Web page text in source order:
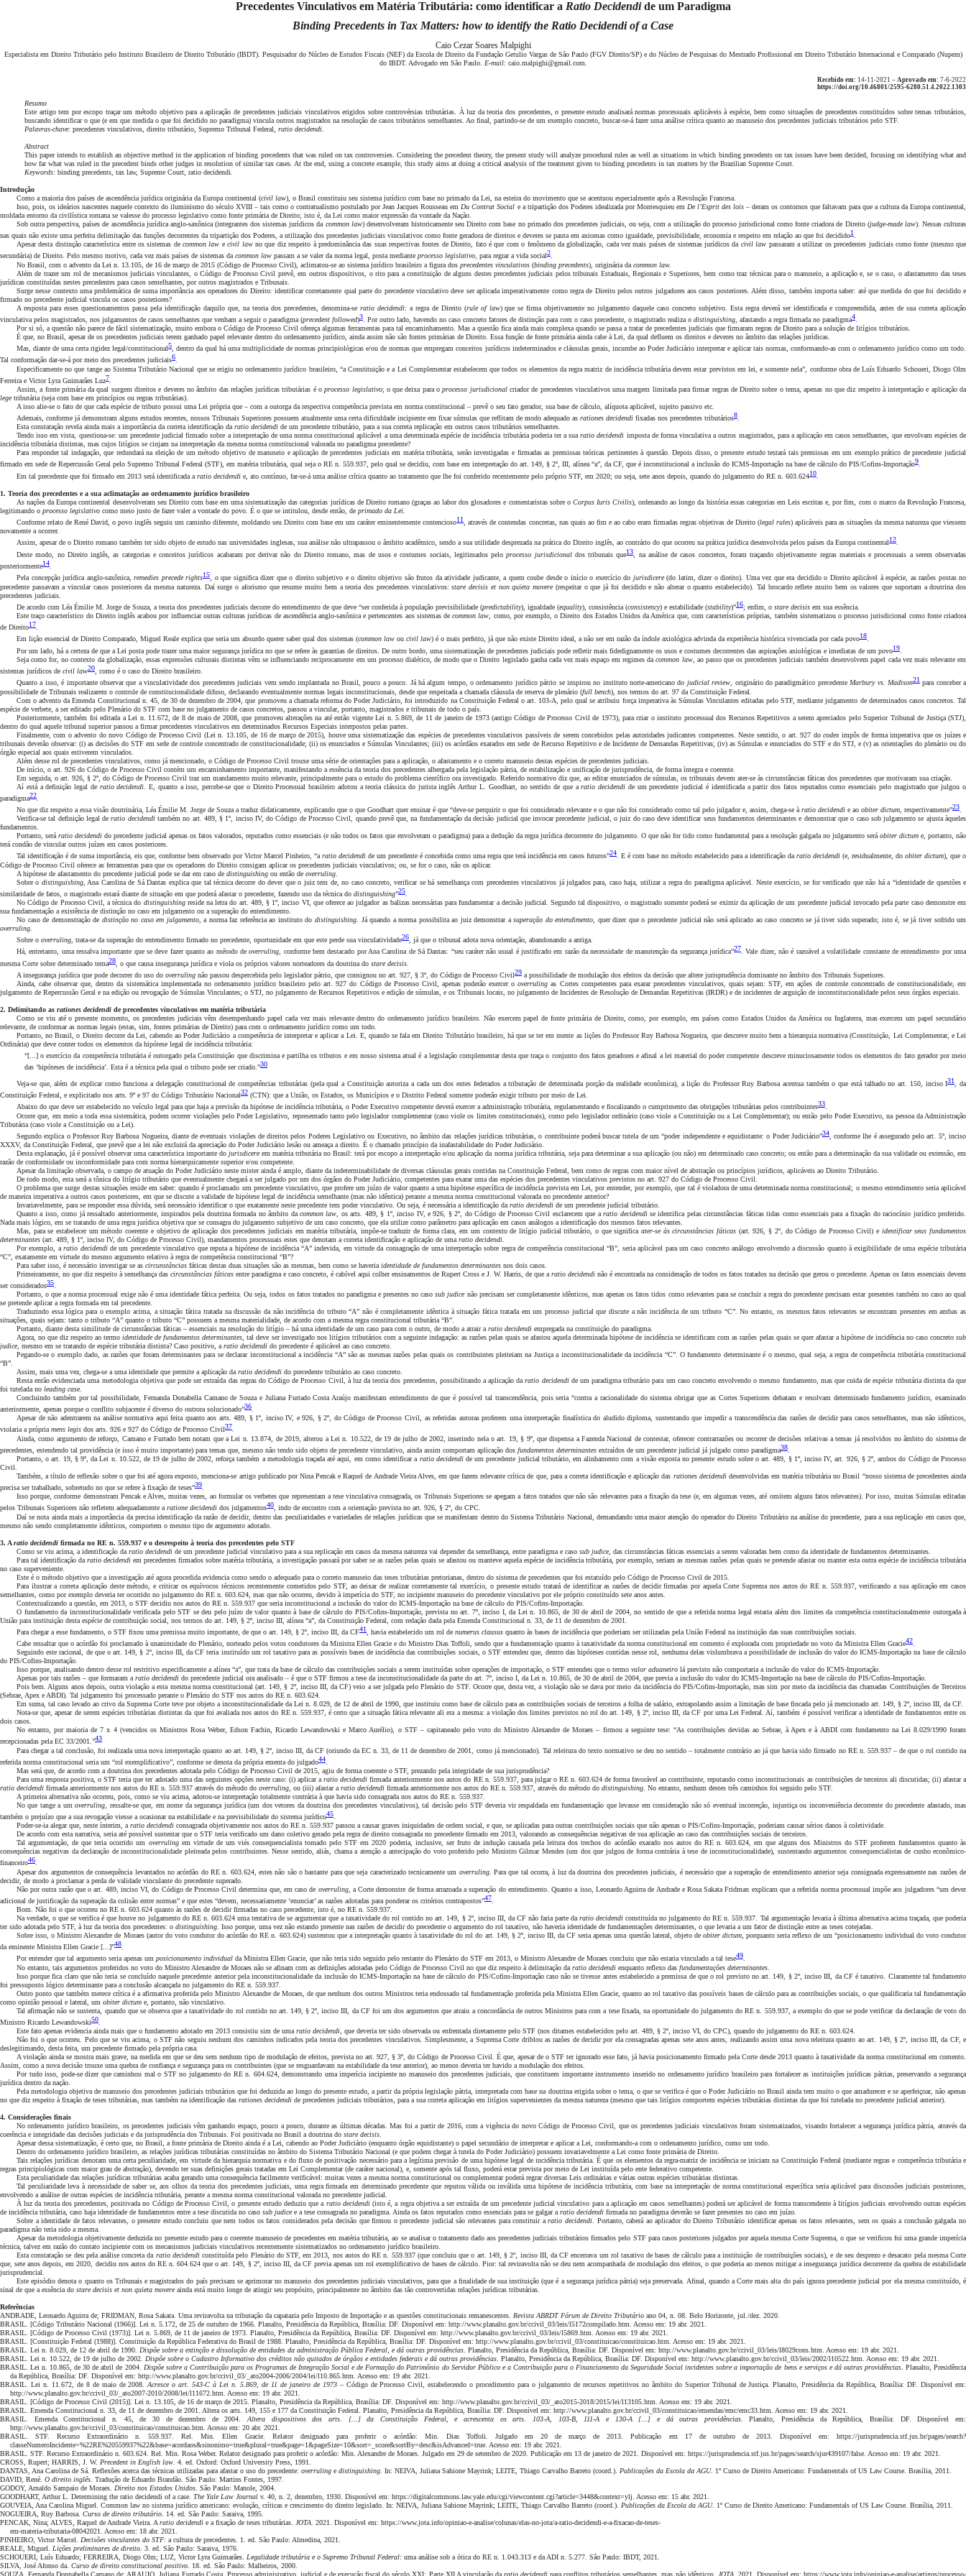
Precedentes Vinculativos em Matéria Tributária: como identificar a Ratio Decidendide um Paradigma
Binding Precedents in Tax Matters: how to identify the Ratio Decidendi of a Case
Caio Cezar Soares Malpighi
Especialista em Direito Tributário pelo Instituto Brasileiro de Direito Tributário (IBDT). Pesquisador do Núcleo de Estudos Fiscais (NEF) da Escola de Direito da Fundação Getulio Vargas de São Paulo (FGV Direito/SP) e do Núcleo de Pesquisas do Mestrado Profissional em Direito Tributário Internacional e Comparado (Nupem)
do IBDT. Advogado em São Paulo.
E-mail: caio.malpighi@gmail.com.
Recebido em: 14-11-2021 – Aprovado em: 7-6-2022
https://doi.org/10.46801/2595-6280.51.4.2022.1303
Resumo
Este artigo tem por escopo traçar um método objetivo para a aplicação de precedentes judiciais vinculativos erigidos sobre controvérsias tributárias. À luz da teoria dos precedentes, o presente estudo analisará normas processuais aplicáveis à espécie, bem como situações de precedentes constituídos sobre temas tributários,
buscando identificar o que (e em que medida o que foi decidido no paradigma) vincula outros magistrados na resolução de casos tributários semelhantes. Ao final, partindo-se de um exemplo concreto, buscar-se-á fazer uma análise crítica quanto ao manuseio dos precedentes judiciais tributários pelo STF.
Palavras-chave: precedentes vinculativos, direito tributário, Supremo Tribunal Federal, ratio decidendi
Abstract
This paper intends to establish an objective method in the application of binding precedents that was ruled on tax controversies. Considering the precedent theory, the present study will analyze procedural rules as well as situations in which binding precedents on tax issues have been decided, focusing on identifying what and
how far what was ruled in the precedent binds other judges in resolution of similar tax cases. At the end, using a concrete example, this study aims at doing a critical analysis of the treatment given to binding precedents in tax matters by the Brazilian Supreme Court.
Keywords: binding precedents, tax law, Supreme Court, ratio decidendi.
Introdução
Como a maioria dos países de ascendência jurídica originária da Europa continental (civil law), o Brasil constituiu seu sistema jurídico com base no primado da Lei, na esteira do movimento que se acentuou especialmente após a Revolução Francesa.
Isso, pois, os ideários nascentes naquele contexto do iluminismo do século XVIII – tais como o contratualismo postulado por Jean Jacques Rousseau em Du Contrat Social e a tripartição dos Poderes idealizada por Montesquieu em De l’Esprit des lois– deram os contornos que faltavam para que a cultura da Europa continental,
moldada entorno da civilística romana se valesse do processo legislativo como fonte primária de Direito; isto é, da Lei como maior expressão da vontade da Nação.
Sob outra perspectiva, países de ascendência jurídica anglo-saxônica (integrantes dos sistemas jurídicos da common law) desenvolveram historicamente seu Direito com base no primado dos precedentes judiciais ,ou seja, com a utilização do processo jurisdicional como fonte criadora de Direito (judge-made law). Nessas culturas
nas quais não existe uma perfeita delimitação das funções decorrentes da tripartição dos Poderes, a utilização dos precedentes judiciais vinculativos como fonte geradora de direitos e deveres se pauta em axiomas como igualdade, previsibilidade, economia e respeito em relação ao que foi decidido1.
Apesar desta distinção característica entre os sistemas decommon law ecivil lawno que diz respeito à predominância das suas respectivas fontes de Direito, fato é que com o fenômeno da globalização, cada vez mais países de sistemas jurídicos da civil law passaram a utilizar os precedentes judiciais como fonte (mesmo que
secundária) de Direito. Pelo mesmo motivo, cada vez mais países de sistemas dacommon law passam a se valer da norma legal, posta mediante processo legislativo, para regrar a vida social2.
No Brasil, com o advento da Lei n. 13.105, de 16 de março de 2015 (Código de Processo Civil), aclimatou-se ao sistema jurídico brasileiro a figura dos precedentes vinculativos (binding precedents), originária da common law.
Além de trazer um rol de mecanismos judiciais vinculantes, o Código de Processo Civil prevê, em outros dispositivos, o rito para a constituição de alguns destes precedentes judiciais pelos tribunais Estaduais, Regionais e Superiores, bem como traz técnicas para o manuseio, a aplicação e, se o caso, o afastamento das teses
jurídicas constituídas nestes precedentes para casos semelhantes, por outros magistrados e Tribunais.
Surge nesse contexto uma problemática de suma importância aos operadores do Direito:identificar corretamente qual parte do precedente vinculativodeve ser aplicada imperativamente como regra de Direito pelos outros julgadores aos casos posteriores. Além disso, também importa saber: até que medida do que foi decidido e
firmado no precedente judicial vincula os casos posteriores?
A resposta para esses questionamentos passa pela identificação daquilo que, na teoria dos precedentes, denomina-se ratio decidendi: a regra de Direito (rule of law) que se firma objetivamente no julgamento daquele caso concreto subjetivo. Esta regra deverá ser identificada e compreendida, antes de sua correta aplicação
vinculativa pelos magistrados, nos julgamentos de casos semelhantes que venham a seguir o paradigma (precedent followed)3 . Por outro lado, havendo no caso concreto fatores de distinção para com o caso precedente, o magistrado realiza o distinguishing , afastando a regra firmada no paradigma4
Por si só, a questão não parece de fácil sistematização, muito embora o Código de Processo Civil ofereça algumas ferramentas para tal encaminhamento. Mas a questão fica ainda mais complexa quando se passa a tratar de precedentes judiciais que firmaram regras de Direito para a solução de litígios tributários.
É que, no Brasil, apesar de os precedentes judiciais terem ganhado papel relevante dentro do ordenamento jurídico, ainda assim não são fontes primárias de Direito. Essa função de fonte primária ainda cabe à Lei, da qual defluem os direitos e deveres no âmbito das relações jurídicas.
Mas, diante de uma certa rigidez legal/constitucional5, dentro da qual há uma multiplicidade de normas principiológicas e/ou de normas que empregam conceitos jurídicos indeterminados e cláusulas gerais, incumbe ao Poder Judiciário interpretar e aplicar tais normas, conformando-as com o ordenamento jurídico como um todo.
Tal conformação dar-se-á por meio dos precedentes judiciais6.
Especificamente no que tange ao Sistema Tributário Nacional que se erigiu no ordenamento jurídico brasileiro, “a Constituição e a Lei Complementar estabelecem que todos os elementos da regra matriz de incidência tributária devem estar previstos em lei, e somente nela”, conforme obra de Luís Eduardo Schoueri, Diogo Olm
Ferreira e Victor Lyra Guimarães Luz7
Assim, a fonte primária da qual surgem direitos e deveres no âmbito das relações jurídicas tributárias é oprocesso legislativo; o que deixa para oprocesso jurisdicional criador de precedentes vinculativos uma margem limitada para firmar regras de Direito sobre o tema, apenas no que diz respeito à interpretação e aplicação da
lege tributária (seja com base em princípios ou regras tributárias).
A isso alie-se o fato de que cada espécie de tributo possui uma Lei própria que – com a outorga da respectiva competência prevista em norma constitucional – prevê o seu fato gerador, sua base de cálculo, alíquota aplicável, sujeito passivo etc.
Ademais, conforme já demonstram alguns estudos recentes, nossos Tribunais Superiores possuem atualmente uma certa dificuldade incipiente em fixar súmulas que reflitam de modo adequado as rationes decidendi fixadas nos precedentes tributários8.
Esta constatação revela ainda mais a importância da correta identificação daratio decidendi de um precedente tributário, para a sua correta replicação em outros casos tributários semelhantes.
Tendo isso em vista, questiona-se: um precedente judicial firmado sobre a interpretação de uma norma constitucional aplicável a uma determinada espécie de incidência tributária poderia ter a suaratio decidendi imposta de forma vinculativa a outros magistrados, para a aplicação em casos semelhantes, que envolvam espécies de
incidência tributária distintas, mas cujos litígios se cinjam na interpretação da mesma norma constitucional valorada no paradigma precedente?
Para responder tal indagação, que redundará na eleição de um método objetivo de manuseio e aplicação de precedentes judiciais em matéria tributária, serão investigadas e firmadas as premissas teóricas pertinentes à questão. Depois disso, o presente estudo testará tais premissas em um exemplo prático de precedente judicial
firmado em sede de Repercussão Geral pelo Supremo Tribunal Federal (STF), em matéria tributária, qual seja o RE n. 559.937, pelo qual se decidiu, com base em interpretação do art. 149, § 2º, III, alínea “a”, da CF, que é inconstitucional a inclusão do ICMS-Importação na base de cálculo do PIS/Cofins-Importação9.
Em tal precedente que foi firmado em 2013 será identificada a ratio decidendi e, ato contínuo, far-se-á uma análise crítica quanto ao tratamento que lhe foi conferido recentemente pelo próprio STF, em 2020; ou seja, sete anos depois, quando do julgamento do RE n. 603.62410
1. Teoria dos precedentes e a sua aclimatação ao ordenamento jurídico brasileiro
As nações da Europa continental desenvolveram seu Direito com base em uma sistematização das categorias jurídicas de Direito romano (graças ao labor dos glosadores e comentaristas sobre o Corpus Iuris Civilis), ordenando ao longo da história essas categorias em Leis escritas e, por fim, com o marco da Revolução Francesa,
legitimando o processo legislativo como meio justo de fazer valer a vontade do povo. É o que se intitulou, desde então, de primado da Lei.
Conforme relato de René David, o povo inglês seguiu um caminho diferente, moldando seu Direito com base em um caráter eminentemente contencioso11 , através de contendas concretas, nas quais ao fim e ao cabo eram firmadas regras objetivas de Direito (legal rules) aplicáveis para as situações da mesma natureza que viessem
novamente a ocorrer.
Assim, apesar de o Direito romano também ter sido objeto de estudo nas universidades inglesas, sua análise não ultrapassou o âmbito acadêmico, sendo a sua utilidade desprezada na prática do Direito inglês, ao contrário do que ocorreu na prática jurídica desenvolvida pelos países da Europa continental12.
Deste modo, no Direito inglês, as categorias e conceitos jurídicos acabaram por derivar não do Direito romano, mas de usos e costumes sociais, legitimados peloprocesso jurisdicionaldos tribunais que13, na análise de casos concretos, foram traçando objetivamente regras materiais e processuais a serem observadas
posteriormente14.
Pela concepção jurídica anglo-saxônica, remedies precede rights15, o que significa dizer que o direito subjetivo e o direito objetivo são frutos da atividade judicante, a quem coube desde o início o exercício do jurisdicere (do latim, dizer o direito). Uma vez que era decidido o Direito aplicável à espécie, as razões postas no
precedente passavam a vincular casos posteriores da mesma natureza. Daí surge o aforismo que resume muito bem a teoria dos precedentes vinculativos:stare decisis et non quieta movere (respeitar o que já foi decidido e não alterar o quanto estabelecido). Tal brocardo reflete muito bem os valores que suportam a doutrina dos
precedentes judiciais.
De acordo com Léa Émilie M. Jorge de Souza, a teoria dos precedentes judiciais decorre do entendimento de que deve “ser conferida à população previsibilidade (predictability), igualdade (equality), consistência (consistency) e estabilidade (stability)”16; enfim, o stare decisis em sua essência
Este traço característico do Direito inglês acabou por influenciar outras culturas jurídicas de ascendência anglo-saxônica e pertencentes aos sistemas decommon law , como, por exemplo, o Direito dos Estados Unidos da América que, com características próprias, também sistematizou o processo jurisdicional como fonte criadora
de Direito17.
Em lição essencial de Direito Comparado, Miguel Reale explica que seria um absurdo querer saber qual dos sistemas (common law ou civil law) é o mais perfeito, já que não existe Direito ideal, a não ser em razão da índole axiológica advinda da experiência histórica vivenciada por cada povo18.
Por um lado, há a certeza de que a Lei posta pode trazer uma maior segurança jurídica no que se refere às garantias de direitos. De outro bordo, uma sistematização de precedentes judiciais pode refletir mais fidedignamente os usos e costumes decorrentes das aspirações axiológicas e imediatas de um povo19
Seja como for, no contexto da globalização, essas expressões culturais distintas vêm se influenciando reciprocamente em um processo dialético, de modo que o Direito legislado ganha cada vez mais espaço em regimes dacommon law, ao passo que os precedentes judiciais também desenvolvem papel cada vez mais relevante em
sistemas jurídicos de civil law20, como é o caso do Direito brasileiro.
Quanto a isso, é importante observar que a vinculatividade dos precedentes judiciais vem sendo implantada no Brasil, pouco a pouco. Já há algum tempo, o ordenamento jurídico pátrio se inspirou no instituto norte-americano do judicial review, originário do paradigmático precedenteMarbury vs. Madison21para conceber a
possibilidade de Tribunais realizarem o controle de constitucionalidade difuso, declarando eventualmente normas legais inconstitucionais, desde que respeitada a chamada cláusula de reserva de plenário (full bench), nos termos do art. 97 da Constituição Federal.
Com o advento da Emenda Constitucional n. 45, de 30 de dezembro de 2004, que promoveu a chamada reforma do Poder Judiciário, foi introduzido na Constituição Federal o art. 103-A, pelo qual se atribuiu força imperativa às Súmulas Vinculantes editadas pelo STF, mediante julgamento de determinados casos concretos. Tal
espécie de verbete, a ser editado pelo Plenário do STF com base no julgamento de casos concretos, passou a vincular, portanto, magistrados e tribunais de todo o país.
Posteriormente, também foi editada a Lei n. 11.672, de 8 de maio de 2008, que promoveu alterações na até então vigente Lei n. 5.869, de 11 de janeiro de 1973 (antigo Código de Processo Civil de 1973), para criar o instituto processual dos Recursos Repetitivos a serem apreciados pelo Superior Tribunal de Justiça (STJ),
dentro do qual aquele tribunal superior passou a firmar precedentes vinculativos em determinados Recursos Especiais interpostos pelas partes.
Finalmente, com o advento do novo Código de Processo Civil (Lei n. 13.105, de 16 de março de 2015), houve uma sistematização das espécies de precedentes vinculativos passíveis de serem concebidos pelas autoridades judicantes competentes. Neste sentido, o art. 927 docodeximpôs de forma imperativa que os juízes e
tribunais deverão observar: (i) as decisões do STF em sede de controle concentrado de constitucionalidade; (ii) os enunciados e Súmulas Vinculantes; (iii) os acórdãos exarados em sede de Recurso Repetitivo e de Incidente de Demandas Repetitivas; (iv) as Súmulas e enunciados do STF e do STJ, e (v) as orientações do plenário ou do
órgão especial aos quais estiverem vinculados.
Além desse rol de precedentes vinculativos, como já mencionado, o Código de Processo Civil trouxe uma série de orientações para a aplicação, o afastamento e o correto manuseio destas espécies de precedentes judiciais.
De início, o art. 926 do Código de Processo Civil contém um encaminhamento importante, manifestando a essência da teoria dos precedentes albergada pela legislação pátria, de estabilização e unificação de jurisprudência, de forma íntegra e coerente
Em seguida, o art. 926, § 2º, do Código de Processo Civil traz um mandamento muito relevante, principalmente para o estudo do problema científico ora investigado. Referido normativo diz que, ao editar enunciados de súmulas, os tribunais devem ater-se às circunstâncias fáticas dos precedentes que motivaram sua criação.
Aí está a definição legal de ratio decidendi.E, quanto a isso, percebe-se que o Direito Processual brasileiro adotou a teoria clássica do jurista inglês Arthur L. Goodhart, no sentido de que aratio decidendi de um precedente judicial é identificada a partir dos fatos reputados como essenciais pelo magistrado que julgou o
paradigma22
No que diz respeito a essa visão doutrinária, Léa Émilie M. Jorge de Souza a traduz didaticamente, explicando que o que Goodhart quer ensinar é que “deve-se perquirir o que foi considerado relevante e o que não foi considerado como tal pelo julgador e, assim, chega-se àratio decidendi e ao obiter dictum, respectivamente”23.
Verifica-se tal definição legal deratio decidenditambém no art. 489, § 1º, inciso IV, do Código de Processo Civil, quando prevê que, na fundamentação da decisão judicial que invocar precedente judicial, o juiz do caso deve identificar seus fundamentos determinantes e demonstrar que o caso sob julgamento se ajusta àqueles
fundamentos.
Portanto, seráratio decidendi do precedente judicial apenas os fatos valorados, reputados como essenciais (e não todos os fatos que envolveram o paradigma) para a dedução da regra jurídica decorrente do julgamento. O que não for tido como fundamental para a resolução galgada no julgamento seráobiter dictum e, portanto, não
terá condão de vincular outros juízes em casos posteriores.
Tal identificação é de suma importância, eis que, conforme bem observado por Victor Marcel Pinheiro, “aratio decidendi de um precedente é concebida como uma regra que terá incidência em casos futuros”24. E é com base no método estabelecido para a identificação daratio decidendi (e, residualmente, do obiter dictum), que o
Código de Processo Civil oferece as ferramentas para que os operadores do Direito consigam aplicar os precedentes judiciais vinculativos; ou, se for o caso, não os aplicar.
A hipótese de afastamento do precedente judicial pode se dar em caso de distinguishing ou então de overruling
Sobre o distinguishing, Ana Carolina de Sá Dantas explica que tal técnica decorre do dever que o juiz tem de, no caso concreto, verificar se há semelhança com precedentes vinculativos já julgados para, caso haja, utilizar a regra do paradigma aplicável. Neste exercício, se for verificado que não há a “identidade de questões e
similaridade de fatos, o magistrado estará diante de situação em que poderá afastar o precedente, fazendo uso da técnica do distinguishing”25
No Código de Processo Civil, a técnica do distinguishing reside na letra do art. 489, § 1º, inciso VI, que oferece ao julgador as balizas necessárias para fundamentar a decisão judicial. Segundo tal dispositivo, o magistrado somente poderá se eximir da aplicação de um precedente judicial invocado pela parte caso demonstre em
sua fundamentação a existência de distinção no caso em julgamento ou a superação do entendimento.
No caso de demonstração de distinção no caso em julgamento, a norma faz referência ao instituto dodistinguishing . Já quando a norma possibilita ao juiz demonstrar asuperação do entendimento , quer dizer que o precedente judicial não será aplicado ao caso concreto se já tiver sido superado; isto é, se já tiver sofrido um
overruling
Sobre o overruling, trata-se da superação do entendimento firmado no precedente, oportunidade em que este perde sua vinculatividade26, já que o tribunal adota nova orientação, abandonando a antiga.
Há, entretanto, uma ressalva importante que se deve fazer quanto ao método deoverruling, conforme bem destacado por Ana Carolina de Sá Dantas: “seu caráter não usual é justificado em razão da necessidade de manutenção da segurança jurídica”27. Vale dizer, não é razoável a volatilidade constante de entendimento por uma
mesma Corte sobre determinado tema28 , o que causa insegurança jurídica e viola os próprios valores norteadores da doutrina do stare decisis
A insegurança jurídica que pode decorrer do uso do overruling não passou despercebida pelo legislador pátrio, que consignou no art. 927, § 3º, do Código de Processo Civil29 a possibilidade de modulação dos efeitos da decisão que altere jurisprudência dominante no âmbito dos Tribunais Superiores.
Ainda, cabe observar que, dentro da sistemática implementada no ordenamento jurídico brasileiro pelo art. 927 do Código de Processo Civil, apenas poderão exercer ooverrulingas Cortes competentes para exarar precedentes vinculativos, quais sejam: STF, em ações de controle concentrado de constitucionalidade, em
julgamento de Repercussão Geral e na edição ou revogação de Súmulas Vinculantes; o STJ, no julgamento de Recursos Repetitivos e edição de súmulas, e os Tribunais locais, no julgamento de Incidentes de Resolução de Demandas Repetitivas (IRDR) e de incidentes de arguição de inconstitucionalidade pelos seus órgãos especiais.
2. Delimitando as rationes decidendi de precedentes vinculativos em matéria tributária
Como se viu até o presente momento, os precedentes judiciais vêm desempenhando papel cada vez mais relevante dentro do ordenamento jurídico brasileiro. Não exercem papel de fonte primária de Direito, como, por exemplo, em países como Estados Unidos da América ou Inglaterra, mas exercem um papel secundário
relevante, de conformar as normas legais (estas, sim, fontes primárias de Direito) para com o ordenamento jurídico como um todo.
Portanto, no Brasil, o Direito decorre da Lei, cabendo ao Poder Judiciário a competência de interpretar e aplicar a Lei. E, quando se fala em Direito Tributário brasileiro, há que se ter em mente as lições do Professor Ruy Barbosa Nogueira, que descreve muito bem a hierarquia normativa (Constituição, Lei Complementar, e Lei
Ordinária) que deve conter todos os elementos da hipótese legal de incidência tributária:
“[...] o exercício da competência tributária é outorgado pela Constituição que discrimina e partilha os tributos e em nosso sistema atual é a legislação complementar desta que traça o conjunto dos fatos geradores e afinal a lei material do poder competente descreve minuciosamente todos os elementos do fato gerador por meio
das ‘hipóteses de incidência’. Esta é a técnica pela qual o tributo pode ser criado.”30
Veja-se que, além de explicar como funciona a delegação constitucional de competências tributárias (pela qual a Constituição autoriza a cada um dos entes federados a tributação de determinada porção da realidade econômica), a lição do Professor Ruy Barbosa acentua também o que está talhado no art. 150, inciso I31 , da
Constituição Federal, e explicitado nos arts. 9º e 97 do Código Tributário Nacional32 (CTN): que a União, os Estados, os Municípios e o Distrito Federal somente poderão exigir tributo por meio de Lei.
Abaixo do que deve ser estabelecido no veículo legal para que haja a previsão da hipótese de incidência tributária, o Poder Executivo competente deverá exercer a administração tributária, regulamentando e fiscalizando o cumprimento das obrigações tributárias pelos contribuintes33.
Ocorre que, em meio a toda essa sistemática, podem ocorrer violações pelo Poder Legislativo, representado tanto pelo legislador complementar (caso viole os limites constitucionais), como pelo legislador ordinário (caso viole a Constituição ou a Lei Complementar); ou então pelo Poder Executivo, na pessoa da Administração
Tributária (caso viole a Constituição ou a Lei).
Segundo explica o Professor Ruy Barbosa Nogueira, diante de eventuais violações de direitos pelos Poderes Legislativo ou Executivo, no âmbito das relações jurídicas tributárias, o contribuinte poderá buscar tutela de um “poder independente e equidistante: o Poder Judiciário”34, conforme lhe é assegurado pelo art. 5º, inciso
XXXV, da Constituição Federal, que prevê que a lei não excluirá da apreciação do Poder Judiciário lesão ou ameaça a direito É o chamado princípio da inafastabilidade do Poder Judiciário.
Desta explanação, já é possível observar uma característica importante dojurisdicereem matéria tributária no Brasil: terá por escopo a interpretação e/ou aplicação da norma jurídica tributária, seja para determinar a sua aplicação (ou não) em determinado caso concreto; ou então para a determinação da sua validade ou extensão, em
razão de conformidade ou inconformidade para com norma hierarquicamente superior e/ou competente.
Apesar da limitação observada, o campo de atuação do Poder Judiciário neste mister ainda é amplo, diante da indeterminabilidade de diversas cláusulas gerais contidas na Constituição Federal, bem como de regras com maior nível de abstração ou princípios jurídicos, aplicáveis ao Direito Tributário.
De todo modo, esta será a tônica do litígio tributário que eventualmente chegará a ser julgado por um dos órgãos do Poder Judiciário, competentes para exarar uma das espécies dos precedentes vinculativos previstos no art. 927 do Código de Processo Civil.
O problema que surge destas situações reside em saber: quando é proclamado um precedente vinculativo, que profere um juízo de valor quanto a uma hipótese específica de incidência prevista em Lei, por entender, por exemplo, que tal é violadora de uma determinada norma constitucional; o mesmo entendimento seria aplicável
de maneira imperativa a outros casos posteriores, em que se discute a validade de hipótese legal de incidência semelhante (mas não idêntica) perante a mesma norma constitucional valorada no precedente anterior?
Invariavelmente, para se responder essa dúvida, será necessário identificar o que exatamente neste precedente tem poder vinculativo. Ou seja, é necessária a identificação da ratio decidendi de um precedente judicial tributário.
Quanto a isso, como já ressaltado anteriormente, inspirados pela doutrina formada no âmbito dacommon law , os arts. 489, § 1º, inciso IV, e 926, § 2º, do Código de Processo Civil esclarecem que aratio decidendi se identifica pelas circunstâncias fáticas tidas como essenciais para a fixação do raciocínio jurídico proferido.
Nada mais lógico, em se tratando de uma regra jurídica objetiva que se consagra do julgamento subjetivo de um caso concreto, que ela utilize como parâmetro para aplicação em casos análogos a identificação dos mesmos fatos relevantes.
Mas, para se estabelecer um método coerente e objetivo de aplicação dos precedentes judiciais em matéria tributária, impõe-se traduzir de forma clara, em um contexto de litígio judicial tributário, o que significa ater-se às circunstâncias fáticas (art. 926, § 2º, do Código de Processo Civil) e identificar seus fundamentos
determinantes (art. 489, § 1º, inciso IV, do Código de Processo Civil), mandamentos processuais estes que denotam a correta identificação e aplicação de uma ratio decidendi
Por exemplo, aratio decidendi de um precedente vinculativo que reputa a hipótese de incidência “A” indevida, em virtude da consagração de uma interpretação sobre regra de competência constitucional “B”, seria aplicável para um caso concreto análogo envolvendo a discussão quanto à exigibilidade de uma espécie tributária
“C”, exatamente em virtude do mesmo argumento relativo à regra de competência constitucional “B”?
Para saber isso, é necessário investigar se as circunstâncias fáticas destas duas situações são as mesmas, bem como se haveria identidade de fundamentos determinantes nos dois casos.
Primeiramente, no que diz respeito à semelhança das circunstâncias fáticas entre paradigma e caso concreto, é cabível aqui colher ensinamentos de Rupert Cross e J. W. Harris, de que a ratio decidendi não é encontrada na consideração de todos os fatos tratados na decisão que gerou o precedente. Apenas os fatos essenciais devem
ser considerados35
Portanto, o que a norma processual exige não é uma identidade fática perfeita. Ou seja, todos os fatos tratados no paradigma e presentes no casosub judice não precisam ser completamente idênticos, mas apenas os fatos tidos como relevantes para se concluir a regra do precedente precisam estar presentes também no caso ao qual
se pretende aplicar a regra formada em tal precedente.
Traduzindo essa lógica para o exemplo acima, a situação fática tratada na discussão da não incidência do tributo “A” não é completamente idêntica à situação fática tratada em um processo judicial que discute a não incidência de um tributo “C”. No entanto, os mesmos fatos relevantes se encontram presentes em ambas as
situações, quais sejam: tanto o tributo “A” quanto o tributo “C” possuem a mesma materialidade, de acordo com a mesma regra constitucional tributária “B”.
Portanto, diante desta similitude de circunstâncias fáticas – essenciais na resolução do litígio – há uma identidade de um caso para com o outro, de modo a atrair a ratio decidendi empregada na constituição do paradigma.
Agora, no que diz respeito ao termoidentidade de fundamentos determinantes , tal deve ser investigado nos litígios tributários com a seguinte indagação: as razões pelas quais se afastou aquela determinada hipótese de incidência se identificam com as razões pelas quais se quer afastar a hipótese de incidência no caso concretosub
judice , mesmo em se tratando de espécie tributária distinta? Caso positivo, a ratio decidendi do precedente é aplicável ao caso concreto.
Pegando-se o exemplo dado, as razões que foram determinantes para se declarar inconstitucional a incidência “A” são as mesmas razões pelas quais os contribuintes pleiteiam na Justiça a inconstitucionalidade da incidência “C”. O fundamento determinante é o mesmo, qual seja, a regra de competência tributária constitucional
“B”.
Assim, mais uma vez, chega-se a uma identidade que permite a aplicação da ratio decidendi do precedente tributário ao caso concreto.
Resta então evidenciada uma metodologia objetiva que pode ser extraída das regras do Código de Processo Civil, à luz da teoria dos precedentes, possibilitando a aplicação daratio decidendi de um paradigma tributário para um caso concreto envolvendo o mesmo fundamento, mas que cuida de espécie tributária distinta da que
foi tutelada no leading case.
Concluindo também por tal possibilidade, Fernanda Donabella Camano de Souza e Juliana Furtado Costa Araújo manifestam entendimento de que é possível tal transcendência, pois seria “contra a racionalidade do sistema obrigar que as Cortes Superiores debatam e resolvam determinado fundamento jurídico, examinado
anteriormente, apenas porque o conflito subjacente é diverso do outrora solucionado”36.
Apesar de não adentrarem na análise normativa aqui feita quanto aos arts. 489, § 1º, inciso IV, e 926, § 2º, do Código de Processo Civil, as referidas autoras proferem uma interpretação finalística do aludido diploma, sustentando que impedir a transcendência das razões de decidir para casos semelhantes, mas não idênticos,
violaria a própriamens legis dos arts. 926 e 927 do Código de Processo Civil37.
Ainda, como argumento de reforço, Camano e Furtado bem notam que a Lei n. 13.874, de 2019, alterou a Lei n. 10.522, de 19 de julho de 2002, inserindo nela o art. 19, § 9º, que dispensa a Fazenda Nacional de contestar, oferecer contrarrazões ou recorrer de decisões relativas a temas já resolvidos no âmbito do sistema de
precedentes, estendendo tal providência (e isso é muito importante) para temas que, mesmo não tendo sido objeto de precedente vinculativo, ainda assim comportam aplicação dos fundamentos determinantes extraídos de um precedente judicial já julgado como paradigma38
Portanto, o art. 19, § 9º, da Lei n. 10.522, de 19 de julho de 2002, reforça também a metodologia traçada até aqui, em como identificar a ratio decidendi de um precedente judicial tributário, em alinhamento com a visão exposta no presente estudo sobre o art. 489, § 1º, inciso IV, art. 926, § 2º, ambos do Código de Processo
Civil.
Também, a título de reflexão sobre o que foi até agora exposto, menciona-se artigo publicado por Nina Pencak e Raquel de Andrade Vieira Alves, em que fazem relevante crítica de que, para a correta identificação e aplicação das rationes decidendi desenvolvidas em matéria tributária no Brasil “nosso sistema de precedentes ainda
precisa ser trabalhado, sobretudo no que se refere à fixação de teses”39.
Isso porque, conforme demonstram Pencak e Alves, muitas vezes, ao formular os verbetes que representam a tese vinculativa consagrada, os Tribunais Superiores se apegam a fatos tratados que não são relevantes para a fixação da tese (e, em algumas vezes, até omitem alguns fatos relevantes). Por isso, muitas Súmulas editadas
pelos Tribunais Superiores não refletem adequadamente aratione decidendi dos julgamentos40, indo de encontro com a orientação prevista no art. 926, § 2º, do CPC.
Daí se nota ainda mais a importância da precisa identificação da razão de decidir, dentro das peculiaridades e variedades de relações jurídicas que se manifestam dentro do Sistema Tributário Nacional, demandando uma maior atenção do operador do Direito Tributário na análise do precedente, para a sua replicação em casos que,
mesmo não sendo completamente idênticos, comportem o mesmo tipo de argumento adotado.
3. Aratio decidendi firmada no RE n. 559.937 e o desrespeito à teoria dos precedentes pelo STF
Como se viu acima, a identificação da ratio decidendi de um precedente judicial vinculativo para a sua replicação em casos da mesma natureza vai depender da semelhança, entre paradigma e caso sub judice , das circunstâncias fáticas essenciais a serem valoradas bem como da identidade de fundamentos determinantes.
Para tal identificação daratio decidendiem precedentes firmados sobre matéria tributária, a investigação passará por saber se as razões pelas quais se afastou ou manteve aquela espécie de incidência tributária, por exemplo, seriam as mesmas razões pelas quais se pretende afastar ou manter esta outra espécie de incidência tributária
no caso superveniente.
Este é o método objetivo que a investigação até agora procedida evidencia como sendo o adequado para o correto manuseio das teses tributárias pretorianas, dentro do sistema de precedentes que foi estatuído pelo Código de Processo Civil de 2015.
Para ilustrar a correta aplicação deste método, e criticar os equívocos técnicos recentemente cometidos pelo STF, ao deixar de realizar corretamente tal exercício, o presente estudo tratará de identificar as razões de decidir firmadas por aquela Corte Suprema nos autos do RE n. 559.937, verificando a sua aplicação em casos
semelhantes, como por exemplo deveria ter ocorrido no julgamento do RE n. 603.624, mas que não ocorreu, devido à imperícia do STF, no incipiente manuseio do precedente vinculativo por ele próprio constituído sete anos antes.
Contextualizando a questão, em 2013, o STF decidiu nos autos do RE n. 559.937 que seria inconstitucional a inclusão do valor do ICMS-Importação na base de cálculo do PIS/Cofins-Importação.
O fundamento da inconstitucionalidade verificada pelo STF se deu pelo juízo de valor quanto à base de cálculo do PIS/Cofins-Importação, prevista no art. 7º, inciso I, da Lei n. 10.865, de 30 de abril de 2004, no sentido de que a referida norma legal estaria além dos limites da competência constitucionalmente outorgada à
União para instituição desta espécie de contribuição social, nos termos do art. 149, § 2º, inciso III, alínea “a”, da Constituição Federal, com redação dada pela Emenda Constitucional n. 33, de 11 de dezembro de 2001.
Para chegar a esse fundamento, o STF fixou uma premissa muito importante, de que o art. 149, § 2º, inciso III, da CF41 , havia estabelecido um rol de numerus clausus quanto às bases de incidência que poderiam ser utilizadas pela União Federal na instituição das suas contribuições sociais.
Cabe ressaltar que o acórdão foi proclamado à unanimidade do Plenário, norteado pelos votos condutores da Ministra Ellen Gracie e do Ministro Dias Toffoli, sendo que a fundamentação quanto à taxatividade da norma constitucional em comento é explorada com propriedade no voto da Ministra Ellen Gracie42.
Seguindo este racional, de que o art. 149, § 2º, inciso III, da CF teria instituído um rol taxativo para as possíveis bases de incidência das contribuições sociais, o STF entendeu que, dentro das hipóteses contidas nesse rol, nenhuma delas vislumbrava a possibilidade de inclusão do valor do ICMS-Importação na base de cálculo
do PIS/Cofins-Importação.
Isso porque, analisando dentro desse rol restritivo especificamente a alínea “a”, que trata da base de cálculo das contribuições sociais a serem instituídas sobre operações de importação, o STF entendeu que o termo valor aduaneiro lá previsto não comportaria a inclusão do valor do ICMS-Importação.
Apenas por tais razões – que formaram aratio decidendi do precedente judicial ora analisado – é que o STF firmou a tese da inconstitucionalidade da parte do art. 7º, inciso I, da Lei n. 10.865, de 30 de abril de 2004, que previa a inclusão do valor do ICMS-Importação na base de cálculo do PIS/Cofins-Importação.
Pois bem. Alguns anos depois, outra violação a esta mesma norma constitucional (art. 149, § 2º, inciso III, da CF) veio a ser julgada pelo Plenário do STF. Ocorre que, desta vez, a violação não se dava por meio da incidência do PIS/Cofins-Importação, mas sim por meio da incidência das chamadas Contribuições de Terceiros
(Sebrae, Apex e ABDI). Tal julgamento foi processado perante o Plenário do STF nos autos do RE n. 603.624.
Em suma, tal caso levado ao crivo da Suprema Corte teve por objeto a inconstitucionalidade da Lei n. 8.029, de 12 de abril de 1990, que instituiu como base de cálculo para as contribuições sociais de terceiros a folha de salário, extrapolando assim a limitação de base fincada pelo já mencionado art. 149, § 2º, inciso III, da CF.
Nota-se que, apesar de serem espécies tributárias distintas da que foi avaliada nos autos do RE n. 559.937, é certo que a situação fática relevante ali era a mesma: a violação dos limites previstos no rol do art. 149, § 2º, inciso III, da CF por uma Lei Federal. Aí, também é possível verificar a identidade de fundamentos entre os
dois casos.
No entanto, por maioria de 7 x 4 (vencidos os Ministros Rosa Weber, Edson Fachin, Ricardo Lewandowski e Marco Aurélio), o STF – capitaneado pelo voto do Ministro Alexandre de Moraes – firmou a seguinte tese: “As contribuições devidas ao Sebrae, à Apex e à ABDI com fundamento na Lei 8.029/1990 foram
recepcionadas pela EC 33/2001.”43
Para chegar a tal conclusão, foi realizada uma nova interpretação quanto ao art. 149, § 2º, inciso III, da CF (oriundo da EC n. 33, de 11 de dezembro de 2001, como já mencionado). Tal releitura do texto normativo se deu no sentido – totalmente contrário ao já que havia sido firmado no RE n. 559.937 – de que o rol contido na
referida norma constitucional seria um “rol exemplificativo”, conforme se denota da própria ementa do julgado44
Mas será que, de acordo com a doutrina dos precedentes adotada pelo Código de Processo Civil de 2015, agiu de forma coerente o STF, prezando pela integridade de sua jurisprudência?
Para uma resposta positiva, o STF teria que ter adotado uma das seguintes opções neste caso: (i) aplicar aratio decidendifirmada anteriormente nos autos do RE n. 559.937, para julgar o RE n. 603.624 de forma favorável ao contribuinte, reputando como inconstitucionais as contribuições de terceiros ali discutidas; (ii) afastar a
ratio decidendi firmada anteriormente nos autos do RE n. 559.937 através do método do overruling , ou (iii) afastar a ratio decidendi firmada anteriormente nos autos do RE n. 559.937, através do método do distinguishing . No entanto, nenhum destes três caminhos foi seguido pelo STF.
A primeira alternativa não ocorreu, pois, como se viu acima, adotou-se interpretação totalmente contrária à que havia sido consagrada nos autos do RE n. 559.937.
No que tange a umoverruling , ressalte-se que, em nome da segurança jurídica (um dos vetores da doutrina dos precedentes vinculativos), tal decisão pelo STF deveria vir respaldada em fundamentação que levasse em consideração não só eventual incorreção, injustiça ou inconveniência decorrente do precedente afastado, mas
também o prejuízo que a sua revogação viesse a ocasionar na estabilidade e na previsibilidade do sistema jurídico45.
Poder-se-ia alegar que, neste ínterim, aratio decidendi consagrada objetivamente nos autos do RE n. 559.937 passou a causar graves iniquidades de ordem social, e que, se aplicadas para outras contribuições sociais que não apenas o PIS/Cofins-Importação, poderiam causar sérios danos à coletividade.
De acordo com esta narrativa, seria até possível sustentar que o STF teria verificado um dano coletivo gerado pela regra de direito consagrada no precedente firmado em 2013, valorando as consequências negativas de sua aplicação ao caso das contribuições sociais de terceiros.
Tal argumentação, de que teria ocorrido um overruling em virtude de um viés consequencialista tomado pelo STF em 2020 poderia, inclusive, ser fruto de indução causada pela leitura dos trechos do acórdão exarado nos autos do RE n. 603.624, em que alguns dos Ministros do STF proferem fundamentos quanto às
consequências negativas da declaração de inconstitucionalidade pleiteada pelos contribuintes. Nesse sentido, aliás, chama a atenção a antecipação do voto proferido pelo Ministro Gilmar Mendes (um dos que julgou de forma contrária à tese de inconstitucionalidade), sustentando argumentos consequencialistas de cunho econômico-
financeiro46.
Apesar dos argumentos de consequência levantados no acórdão do RE n. 603.624, estes não são o bastante para que seja caracterizado tecnicamente um overruling. Para que tal ocorra, à luz da doutrina dos precedentes judiciais, é necessário que a superação de entendimento anterior seja consignada expressamente nas razões de
decidir, de modo a proclamar a perda de validade vinculante do precedente superado.
Não por outra razão que o art. 489, inciso VI, do Código de Processo Civil determina que, em caso de overruling, a Corte demonstre de forma arrazoada a superação do entendimento. Quanto a isso, Leonardo Aguirra de Andrade e Rosa Sakata Fridman explicam que a referida norma processual impõe aos julgadores “um dever
adicional de justificação da superação da colisão entre normas” e que estes “devem, necessariamente ‘enunciar’ as razões adotadas para ponderar os critérios contrapostos”47
Bom. Não foi o que ocorreu no RE n. 603.624 quanto às razões de decidir firmadas no caso precedente, isto é, no RE n. 559.937.
Na verdade, o que se verifica é que houve no julgamento do RE n. 603.624 uma tentativa de se argumentar que a taxatividade do rol contido no art. 149, § 2º, inciso III, da CF não faria parte daratio decidendiconstituída no julgamento do RE n. 559.937. Tal argumentação levaria à última alternativa acima traçada, que poderia
ter sido adotada pelo STF, à luz da teoria dos precedentes: o distinguishing . Isso porque, uma vez não estando presente nas razões de decidir do precedente o argumento do rol taxativo, não haveria identidade de fundamentações determinantes, o que levaria a um fator de distinção entre as teses cotejadas.
Sobre isso, o Ministro Alexandre de Moraes (autor do voto condutor do acórdão do RE n. 603.624) sustentou que a interpretação quanto à taxatividade do rol do art. 149, § 2º, inciso III, da CF seria apenas uma questão lateral, objeto de obiter dictum , porquanto seria reflexo de um “posicionamento individual do voto condutor
da eminente Ministra Ellen Gracie [...]”48.
Por entender que tal argumento seria apenas um posicionamento individual da Ministra Ellen Gracie, que não teria sido seguido pelo restante do Plenário do STF em 2013, o Ministro Alexandre de Moraes concluiu que não estaria vinculado a tal tese49.
No entanto, tais argumentos proferidos no voto do Ministro Alexandre de Moraes não se afinam com as definições adotadas pelo Código de Processo Civil no que diz respeito à delimitação da ratio decidendi enquanto reflexo das fundamentações determinantes
Isso porque fica claro que não teria se concluído naquele precedente anterior pela inconstitucionalidade da inclusão do ICMS-Importação na base de cálculo do PIS/Cofins-Importação caso não se tivesse antes estabelecido a premissa de que o rol previsto no art. 149, § 2º, inciso III, da CF é taxativo. Claramente tal fundamento
foi pressuposto lógico determinante para a conclusão alcançada no julgamento do RE n. 559.937.
Outro ponto que também merece crítica é a afirmativa proferida pelo Ministro Alexandre de Moraes, de que nenhum dos outros Ministros teria endossado tal fundamentação proferida pela Ministra Ellen Gracie, quanto ao rol taxativo das possíveis bases de cálculo para as contribuições sociais, o que qualificaria tal fundamentação
como opinião pessoal e lateral, um obiter dictum e, portanto, não vinculativo.
Tal afirmação não se sustenta, quando que se observa que a taxatividade do rol contido no art. 149, § 2º, inciso III, da CF foi um dos argumentos que atraiu a concordância de outros Ministros para com a tese fixada, na oportunidade do julgamento do RE n. 559.937, a exemplo do que se pode verificar da declaração de voto do
Ministro Ricardo Lewandowski50
Este fato apenas evidencia ainda mais que o fundamento adotado em 2013 consistiu sim de uma ratio decidendi , que deveria ter sido observada ou enfrentada diretamente pelo STF (nos ditames estabelecidos pelo art. 489, § 2º, inciso VI, do CPC), quando do julgamento do RE n. 603.624.
Não foi o que ocorreu. Pelo que se viu acima, o STF não seguiu nenhum dos caminhos indicados pela teoria dos precedentes vinculativos. Simplesmente, a Suprema Corte driblou as razões de decidir por ela consagradas apenas sete anos antes, realizando assim uma nova releitura quanto ao art. 149, § 2º, inciso III, da CF, e
deslegitimando, desta feita, um precedente firmado pela própria casa.
A violação ainda se mostra mais grave, na medida em que se deu sem nenhum tipo de modulação de efeitos, prevista no art. 927, § 3º, do Código de Processo Civil. É que, apesar de o STF ter ignorado esse fato, já havia posicionamento firmado pela Corte desde 2013 quanto à taxatividade da norma constitucional em comento.
Assim, como a nova decisão trouxe uma quebra de confiança e segurança para os contribuintes (que se resguardavam na estabilidade da tese anterior), ao menos deveria ter havido a modulação dos efeitos.
Por tudo isso, pode-se dizer que caminhou mal o STF no julgamento do RE n. 604.624, demonstrando uma imperícia incipiente no manuseio dos precedentes judiciais, que constituem importante instrumento inserido no ordenamento jurídico brasileiro para fortalecer as instituições jurídicas pátrias, preservando a segurança
jurídica dentro da nação.
Pela metodologia objetiva de manuseio dos precedentes judiciais tributários que foi deduzida ao longo do presente estudo, a partir da própria legislação pátria, interpretada com base na doutrina erigida sobre o tema, o que se verifica é que o Poder Judiciário no Brasil ainda tem muito o que amadurecer e se aperfeiçoar, não apenas
no que diz respeito à fixação de teses tributárias, mas também na identificação das rationes decidendi de precedentes judiciais tributários, para a sua correta aplicação em litígios supervenientes da mesma natureza (mesmo que tais litígios comportem espécies tributárias distintas da que foi tutelada no precedente judicial anterior).
4. Considerações finais
No ordenamento jurídico brasileiro, os precedentes judiciais vêm ganhando espaço, pouco a pouco, durante as últimas décadas. Mas foi a partir de 2016, com a vigência do novo Código de Processo Civil, que os precedentes judiciais vinculativos foram sistematizados, visando fortalecer a segurança jurídica pátria, através da
coerência e integridade das decisões judiciais e da jurisprudência dos Tribunais. Foi positivada no Brasil a doutrina do stare decisis
Apesar dessa sistematização, é certo que, no Brasil, a fonte primária de Direito ainda é a Lei, cabendo ao Poder Judiciário (enquanto órgão equidistante) o papel secundário de interpretar e aplicar a Lei, conformando-a com o ordenamento jurídico, como um todo.
Dentro do ordenamento jurídico brasileiro, as relações jurídicas tributárias constituídas no âmbito do Sistema Tributário Nacional (e que podem chegar à tutela do Poder Judiciário) possuem invariavelmente a Lei como fonte primária de Direito.
Tais relações jurídicas denotam uma certa peculiaridade, em virtude da hierarquia normativa e do fluxo de positivação necessário para a legítima previsão de uma hipótese legal de incidência tributária. É que os elementos da regra-matriz de incidência se iniciam na Constituição Federal (mediante regras e competência tributária e
regras principiológicas com maior grau de abstração), devendo ter suas definições gerais tratadas em Lei Complementar (de caráter nacional), e, somente após tal fluxo, poderá estar prevista por meio de Lei instituída pelo ente federativo competente.
Esta peculiaridade das relações jurídicas tributárias acaba gerando uma consequência facilmente verificável: muitas vezes a mesma norma constitucional ou complementar poderá regrar diversas Leis ordinárias e várias outras espécies tributárias distintas.
Tal peculiaridade leva à necessidade de saber se, aos olhos da teoria dos precedentes judiciais, uma regra firmada em determinado precedente que reputou válida ou inválida uma hipótese de incidência tributária, com base na interpretação de norma constitucional específica seria aplicável para discussões judiciais posteriores,
envolvendo a análise de outras espécies de incidência tributária, perante a mesma norma constitucional valorada no precedente judicial.
À luz da teoria dos precedentes, positivada no Código de Processo Civil, o presente estudo deduziu que a ratio decidendi(isto é, a regra objetiva a ser extraída de um precedente judicial vinculativo para a aplicação em casos semelhantes) poderá ser aplicável de forma transcendente à litígios judiciais envolvendo outras espécies
de incidência tributária, caso haja identidade de fundamentos entre a tese discutida no caso sub judice e a tese consagrada no paradigma. Ainda os fatos reputados como essenciais para se galgar a ratio decidendi firmada no paradigma deverão se fazer presentes no caso em juízo
Sobre a identidade de fatos relevantes, o presente estudo concluiu que nem todos os fatos considerados pela decisão que firmou o precedente judicial são relevantes para constituir aratio decidendi. Portanto, caberá ao aplicador do Direito Tributário identificar apenas os fatos relevantes, sem os quais a conclusão galgada no
paradigma não teria sido a mesma.
Apesar da metodologia objetivamente deduzida no presente estudo para o coerente manuseio de precedentes em matéria tributária, ao se analisar o tratamento dado aos precedentes judiciais tributários firmados pelo STF para casos posteriores julgados por aquela mesma Corte Suprema, o que se verificou foi uma grande imperícia
técnica, talvez em razão do contato incipiente com os mecanismos judiciais vinculativos recentemente sistematizados no ordenamento jurídico brasileiro.
Esta constatação se deu pela análise concreta da ratio decidendiconstituída pelo Plenário do STF, em 2013, nos autos do RE n. 559.937 (que concluiu que o art. 149, § 2º, inciso III, da CF encerrava um rol taxativo de bases de cálculo para a instituição de contribuições sociais), e de seu desprezo e desacato pela mesma Corte
que, sete anos depois, em 2020, decidiu nos autos do RE n. 604.624 que oart. 149, § 2º, inciso III, da CF previa apenas um rol exemplificativo de bases de cálculo. Pior: tal reviravolta não se deu nem acompanhada de modulação dos efeitos, o que poderia ao menos mitigar a insegurança jurídica decorrente da quebra de estabilidade
jurisprudencial.
Este episódio denota o quanto os Tribunais e magistrados do país precisam se aprimorar no manuseio dos precedentes judiciais vinculativos, para que a finalidade de sua instituição (que é a segurança jurídica pátria) seja preservada. Afinal, quando a Corte mais alta do país ignora precedente judicial por ela mesma constituído, é
sinal de que a essência do stare decisis et non quieta movere ainda está muito longe de atingir seu propósito, principalmente no âmbito das tão controvertidas relações jurídicas tributárias.
Referências
ANDRADE, Leonardo Aguirra de; FRIDMAN, Rosa Sakata. Uma reviravolta na tributação da capatazia pelo Imposto de Importação e as questões constitucionais remanescentes. Revista ABRDT Fórum de Direito Tributário ano 04, n. 08. Belo Horizonte, jul./dez. 2020.
BRASIL. [Código Tributário Nacional (1966)]. Lei n. 5.172, de 25 de outubro de 1966. Planalto, Presidência da República, Brasília: DF. Disponível em: http://www.planalto.gov.br/ccivil_03/leis/l5172compilado.htm. Acesso em: 19 abr. 2021.
BRASIL. [Código de Processo Civil (1973)]. Lei n. 5.869, de 11 de janeiro de 1973. Planalto, Presidência da República, Brasília: DF. Disponível em: http://www.planalto.gov.br/ccivil_03/leis/l5869.htm. Acesso em: 19 abr. 2021.
BRASIL. [Constituição Federal (1988)]. Constituição da República Federativa do Brasil de 1988. Planalto, Presidência da República, Brasília: DF. Disponível em: http://www.planalto.gov.br/ccivil_03/constituicao/constituicao.htm. Acesso em: 19 abr. 2021.
BRASIL. Lei n. 8.029, de 12 de abril de 1990. Dispõe sobre a extinção e dissolução de entidades da administração Pública Federal, e dá outras providências . Planalto, Presidência da República, Brasília: DF. Disponível em: http://www.planalto.gov.br/ccivil_03/leis/l8029cons.htm. Acesso em: 19 abr. 2021.
BRASIL. Lei n. 10.522, de 19 de julho de 2002. Dispõe sobre o Cadastro Informativo dos créditos não quitados de órgãos e entidades federais e dá outras providências . Planalto, Presidência da República, Brasília: DF. Disponível em: http://www.planalto.gov.br/ccivil_03/leis/2002/l10522.htm. Acesso em: 19 abr. 2021.
BRASIL. Lei n. 10.865, de 30 de abril de 2004.
Dispõe sobre a Contribuição para os Programas de Integração Social e de Formação do Patrimônio do Servidor Público e a Contribuição para o Financiamento da Seguridade Social incidentes sobre a importação de bens e serviços e dá outras providências. Planalto, Presidência
da República, Brasília: DF. Disponível em: http://www.planalto.gov.br/ccivil_03/_ato2004-2006/2004/lei/l10.865.htm. Acesso em: 19 abr. 2021.
BRASIL. Lei n. 11.672, de 8 de maio de 2008.Acresce o art. 543-C à Lei n. 5.869, de 11 de janeiro de 1973 –Código de Processo Civil, estabelecendo o procedimento para o julgamento de recursos repetitivos no âmbito do Superior Tribunal de Justiça. Planalto, Presidência da República, Brasília: DF. Disponível em:
http://www.planalto.gov.br/ccivil_03/_ato2007-2010/2008/lei/l11672.htm. Acesso em: 19 abr. 2021.
BRASIL. [Código de Processo Civil (2015)]. Lei n. 13.105, de 16 de março de 2015. Planalto, Presidência da República, Brasília: DF. Disponível em: http://www.planalto.gov.br/ccivil_03/_ato2015-2018/2015/lei/l13105.htm. Acesso em: 19 abr. 2021.
BRASIL. Emenda Constitucional n. 33, de 11 de dezembro de 2001. Altera os arts. 149, 155 e 177 da Constituição Federal. Planalto, Presidência da República, Brasília: DF. Disponível em: http://www.planalto.gov.br/ccivil_03/constituicao/emendas/emc/emc33.htm. Acesso em: 19 abr. 2021.
BRASIL. Emenda Constitucional n. 45, de 30 de dezembro de 2004.Altera dispositivos dos arts. [...] da Constituição Federal, e acrescenta os arts. 103-A, 103-B, 111-A e 130-A [...] e dá outras providências.
Planalto, Presidência da República, Brasília: DF. Disponível em:
http://www.planalto.gov.br/ccivil_03/constituicao/constituicao.htm. Acesso em: 20 abr. 2021.
BRASIL. STF. Recurso Extraordinário n. 559.937. Rel. Min. Ellen Gracie. Relator designado para proferir o acórdão: Min. Dias Toffoli. Julgado em 20 de março de 2013. Publicação em 17 de outubro de 2013. Disponível em: https://jurisprudencia.stf.jus.br/pages/search?
classeNumeroIncidente=%22RE%20559937%22&base=acordaos&sinonimo=true&plural=true&page=1&pageSize=10&sort=_score&sortBy=desc&isAdvanced=true. Acesso em: 19 abr. 2021.
BRASIL. STF. Recurso Extraordinário n. 603.624. Rel. Min. Rosa Weber. Relator designado para proferir o acórdão: Min. Alexandre de Moraes. Julgado em 29 de setembro de 2020. Publicação em 13 de janeiro de 2021. Disponível em: https://jurisprudencia.stf.jus.br/pages/search/sjur439107/false. Acesso em: 19 abr. 2021.
CROSS, Rupert; HARRIS, J. W. Precedent in English law . 4. ed. Oxford: Oxford University Press, 1991.
DANTAS, Ana Carolina de Sá. Reflexões acerca das técnicas utilizadas para afastar o uso do precedente: overruling e distinguishing . In: NEIVA, Juliana Sahione Mayrink; LEITE, Thiago Carvalho Barreto (coord.). Publicações da Escola da AGU. 1º Curso de Direito Americano: Fundamentals of US Law Course. Brasília, 2011.
DAVID, René. O direito inglês . Tradução de Eduardo Brandão. São Paulo: Martins Fontes, 1997.
GODOY, Arnaldo Sampaio de Moraes. Direito nos Estados Unidos . São Paulo: Manole, 2004.
GOODHART, Arthur L. Determining the ratio decidendi of a case. The Yale Law Journal v. 40, n. 2, dezembro, 1930. Disponível em: https://digitalcommons.law.yale.edu/cgi/viewcontent.cgi?article=3448&context=ylj. Acesso em: 15 abr. 2021.
GOUVEIA, Ana Carolina Miguel. Common law no sistema jurídico americano: evolução, críticas e crescimento do direito legislado. In: NEIVA, Juliana Sahione Mayrink; LEITE, Thiago Carvalho Barreto (coord.). Publicações da Escola da AGU. 1º Curso de Direito Americano: Fundamentals of US Law Course. Brasília, 2011.
NOGUEIRA, Ruy Barbosa. Curso de direito tributário . 14. ed. São Paulo: Saraiva, 1995.
PENCAK, Nina; ALVES, Raquel de Andrade Vieira. A ratio decidendi e a fixação de teses tributárias. JOTA . 2021. Disponível em: https://www.jota.info/opiniao-e-analise/colunas/elas-no-jota/a-ratio-decidendi-e-a-fixacao-de-teses-
em-materia-tributaria-08042021. Acesso em: 18 abr. 2021.
PINHEIRO, Victor Marcel. Decisões vinculantes do STF: a cultura de precedentes. 1. ed. São Paulo: Almedina, 2021.
REALE, Miguel. Lições preliminares de direito . 3. ed. São Paulo: Saraiva, 1976.
SCHOUERI, Luís Eduardo; FERREIRA, Diogo Olm; LUZ, Victor Lyra Guimarães. Legalidade tributária e o Supremo Tribunal Federal: uma análise sob a ótica do RE n. 1.043.313 e da ADI n. 5.277. São Paulo: IBDT, 2021.
SILVA, José Afonso da. Curso de direito constitucional positivo . 18. ed. São Paulo: Malheiros, 2000.
SOUZA, Fernanda Donnabella Camano de; ARAUJO, Juliana Furtado Costa. Processo administrativo, judicial e de execução fiscal do século XXI: Parte XII A vinculação da ratio decidendi para conflitos tributários semelhantes, mas não idênticos. JOTA. 2021. Disponível em: https://www.jota.info/opiniao-e-analise/artigos/processo-